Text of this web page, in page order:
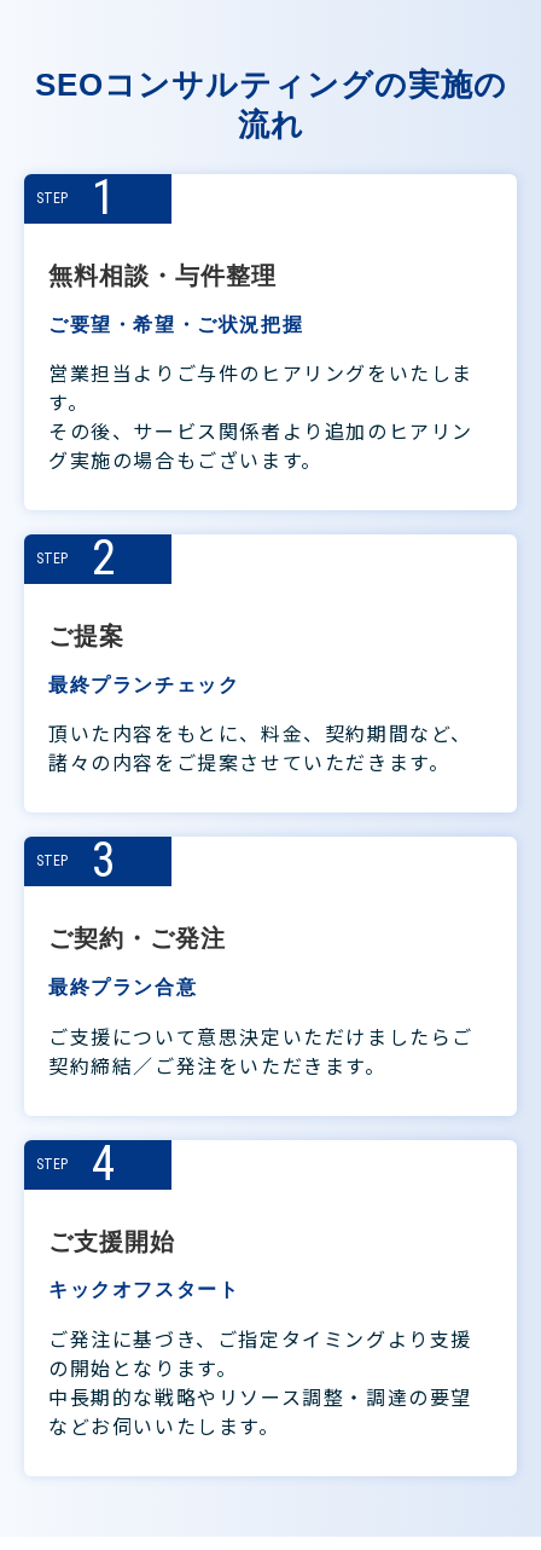
SEOコンサルティングの実施の
流れ
STEP 1
無料相談・与件整理
ご要望・希望・ご状況把握
営業担当よりご与件のヒアリングをいたしま
す。
その後、サービス関係者より追加のヒアリン
グ実施の場合もございます。
STEP 2
ご提案
最終プランチェック
頂いた内容をもとに、料金、契約期間など、
諸々の内容をご提案させていただきます。
STEP 3
ご契約・ご発注
最終プラン合意
ご⽀援について意思決定いただけましたらご
契約締結／ご発注をいただきます。
STEP 4
ご支援開始
キックオフスタート
ご発注に基づき、ご指定タイミングより⽀援
の開始となります。
中⻑期的な戦略やリソース調整・調達の要望
などお伺いいたします。